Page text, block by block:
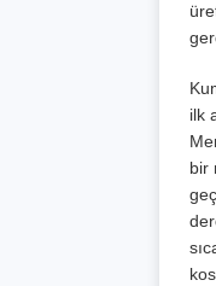
ilk
bir